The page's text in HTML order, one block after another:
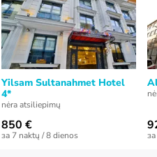
Yilsam Sultanahmet Hotel
4*
nėra atsiliepimų
850 €
за 7 naktų / 8 dienos